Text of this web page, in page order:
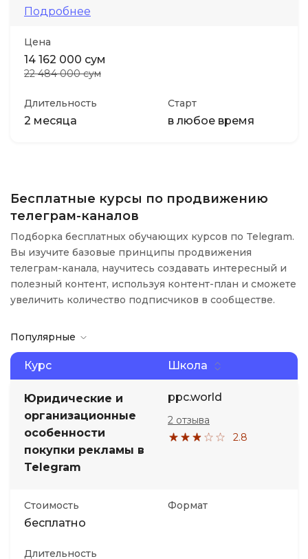
Подробнее
Цена
14 162 000 сум
22 484 000 сум
Длительность
2 месяца
Старт
в любое время
Бесплатные курсы по продвижению
телеграм-каналов
Подборка бесплатных обучающих курсов по Telegram.
Вы изучите базовые принципы продвижения
телеграм-канала, научитесь создавать интересный и
полезный контент, используя контент-план и сможете
увеличить количество подписчиков в сообществе.
Популярные
Курс Школа
Юридические и
организационные
особенности
покупки рекламы в
Telegram
ppc.world
2.8
2 отзыва
Стоимость
бесплатно
Формат
Длительность